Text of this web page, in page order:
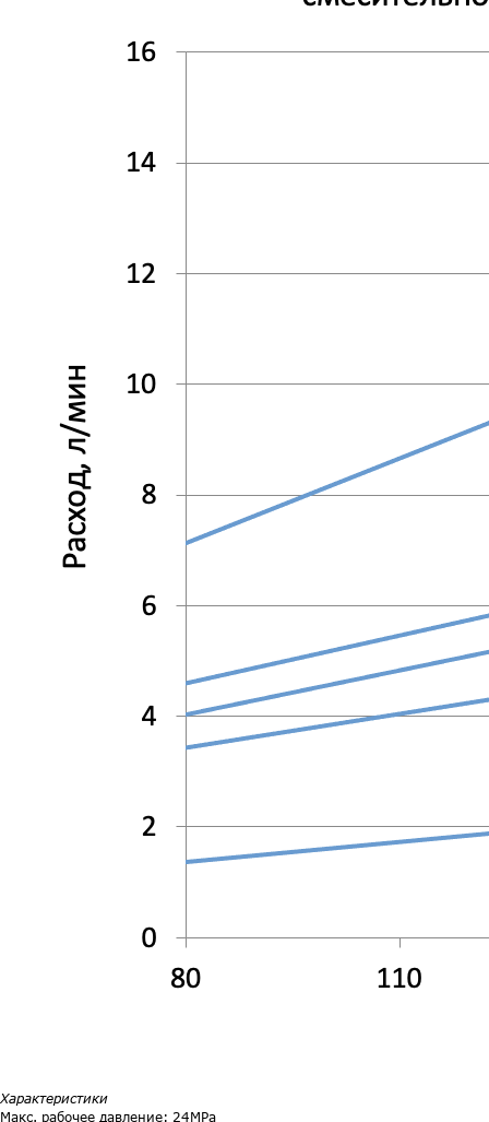
Характеристики
Макс. рабочее давление: 24MPa